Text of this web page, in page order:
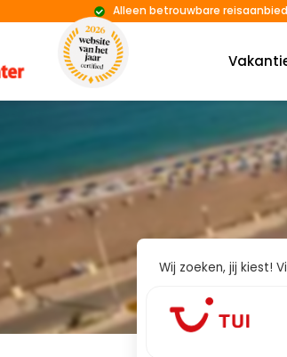
Alleen betrouwbare
Wij zoeken, jij kiest!